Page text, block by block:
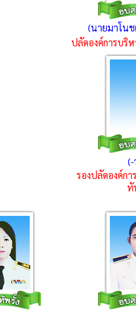
(นายมาโน
ปลัดองค์การบริ
(-
รองปลัดองค์ก
ทั